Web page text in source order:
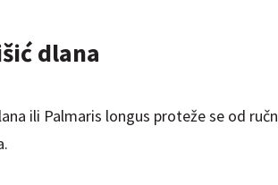
dlana
ili Palmaris longus proteže se od